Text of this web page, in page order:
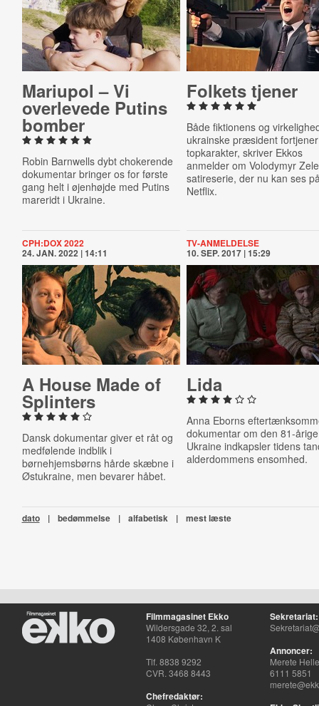
Mariupol – Vi
over­le­ve­de Putins
bomber
Robin Barnwells dybt chokerende
dokumentar bringer os for første
gang helt i øjenhøjde med Putins
mareridt i Ukraine.
Folkets tjener
Både fiktionens og
ukrainske præsident fortjener
topkarakter, skriver Ekkos
anmelder omVolodymyr
satireserie, der nu kan ses
Netflix.
CPH:DOX 2022
24. JAN. 2022 | 14:11
A House Made of
Splinters
Dansk dokumentar giver et råt og
medfølende indblik i
børnehjemsbørns hårde skæbne i
Østukraine, men bevarer håbet.
TV-ANMELDELSE
10. SEP. 2017 | 15:29
Lida
Anna Eborns
dokumentar om den 81-
Ukraine indkapsler tidens
alderdommens ensomhed.
dato | bedømmelse | alfabetisk | mest læste
Filmmagasinet Ekko
Wildersgade 32, 2. sal
1408 København K
Tlf. 8838 9292
CVR. 3468 8443
Chefredaktør:
Sekretariat:
Annoncer:
Merete
6111 5851